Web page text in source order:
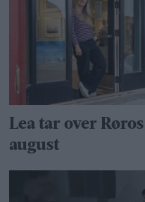
Lea tar over
august